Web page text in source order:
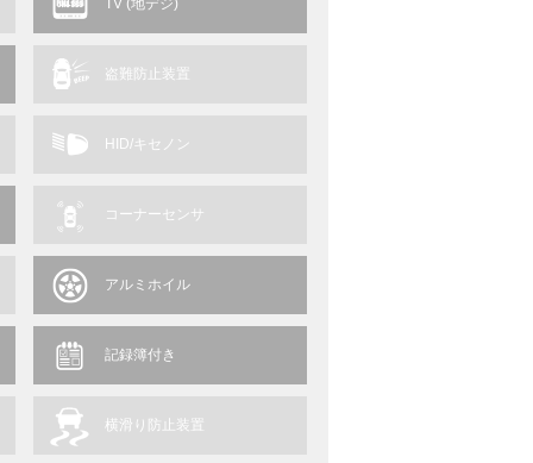
TV (地デジ)
盗難防止装置
HID/キセノン
コーナーセンサ
アルミホイル
記録簿付き
横滑り防止装置